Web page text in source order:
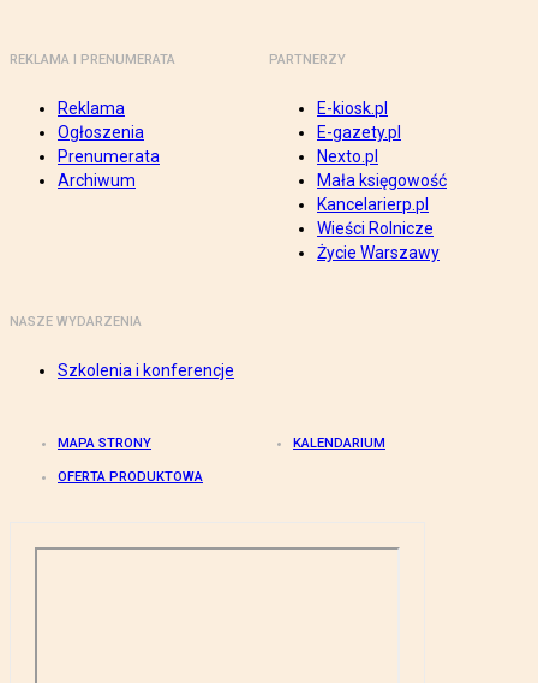
REKLAMA I PRENUMERATA
Reklama
Ogłoszenia
Prenumerata
Archiwum
PARTNERZY
E-kiosk.pl
E-gazety.pl
Nexto.pl
Mała księgowość
Kancelarierp.pl
Wieści Rolnicze
Życie Warszawy
NASZE WYDARZENIA
Szkolenia i konferencje
MAPA STRONY KALENDARIUM
OFERTA PRODUKTOWA